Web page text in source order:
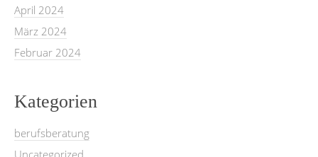
April 2024
März 2024
Februar 2024
Kategorien
berufsberatung
Uncategorized